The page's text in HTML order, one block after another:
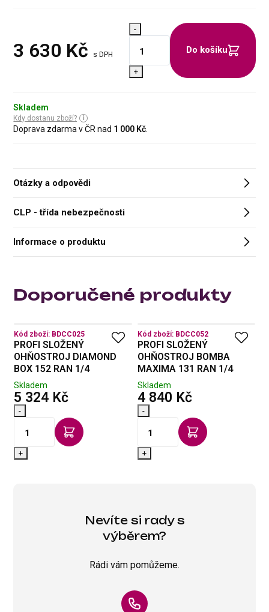
3 630 Kč s DPH
-
+
Do košíku
Skladem
Kdy dostanu zboží?
Doprava zdarma v ČR nad 1 000 Kč
Otázky a odpovědi
CLP - třída nebezpečnosti
Informace o produktu
Doporučené produkty
Kód zboží: BDCC025
PROFI SLOŽENÝ
OHŇOSTROJ DIAMOND
BOX 152 RAN 1/4
Skladem
5 324 Kčs DPH
-
+
Kód zboží: BDCC052
PROFI SLOŽENÝ
OHŇOSTROJ BOMBA
MAXIMA 131 RAN 1/4
Skladem
4 840 Kčs DPH
-
+
Nevíte si rady s
výběrem?
Rádi vám pomůžeme.